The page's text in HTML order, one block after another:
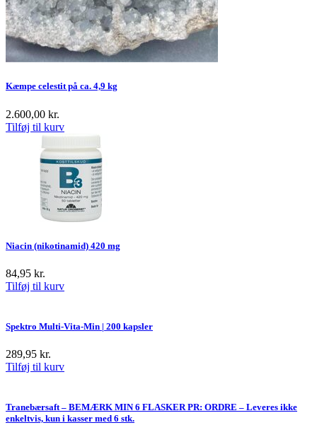
Kæmpe celestit på ca. 4,9 kg
2.600,00 kr.
Tilføj til kurv
Niacin (nikotinamid) 420 mg
84,95 kr.
Tilføj til kurv
Spektro Multi-Vita-Min | 200 kapsler
289,95 kr.
Tilføj til kurv
Tranebærsaft – BEMÆRK MIN 6 FLASKER PR: ORDRE – Leveres ikke
enkeltvis, kun i kasser med 6 stk.